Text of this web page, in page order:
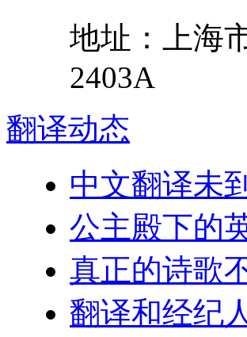
地址：
上海
2403A
翻译动态
中文翻译未
公主殿下的
真正的诗歌
翻译和经纪